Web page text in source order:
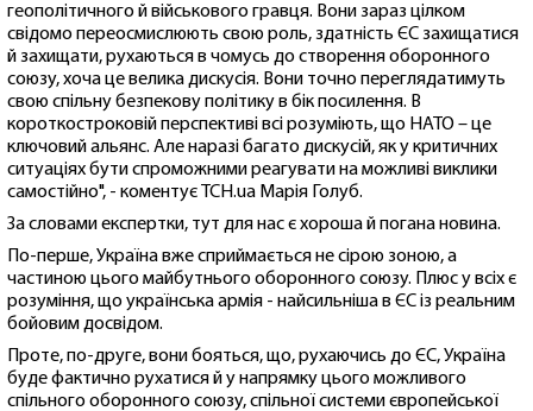
геополітичного й військового гравця. Вони зараз цілком
свідомо переосмислюють свою роль, здатність ЄС захищатися
й захищати, рухаються в чомусь до створення оборонного
союзу, хоча це велика дискусія. Вони точно переглядатимуть
свою спільну безпекову політику в бік посилення. В
короткостроковій перспективі всі розуміють, що НАТО – це
ключовий альянс. Але наразі багато дискусій, як у критичних
ситуаціях бути спроможними реагувати на можливі виклики
самостійно", - коментує ТСН.ua Марія Голуб.
За словами експертки, тут для нас є хороша й погана новина.
По-перше, Україна вже сприймається не сірою зоною, а
частиною цього майбутнього оборонного союзу. Плюс у всіх є
розуміння, що українська армія - найсильніша в ЄС із реальним
бойовим досвідом.
Проте, по-друге, вони бояться, що, рухаючись до ЄС, Україна
буде фактично рухатися й у напрямку цього можливого
спільного оборонного союзу, спільної системи європейської